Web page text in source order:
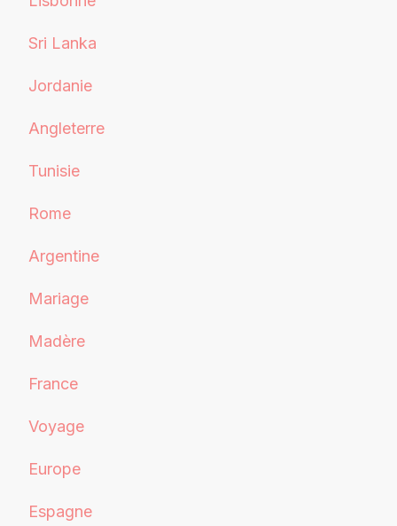
Sri Lanka
Jordanie
Angleterre
Tunisie
Rome
Argentine
Mariage
Madère
France
Voyage
Europe
Espagne